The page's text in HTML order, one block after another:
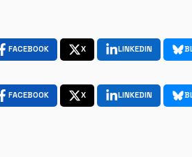
FACEBOOK X LINKEDIN
FACEBOOK X LINKEDIN